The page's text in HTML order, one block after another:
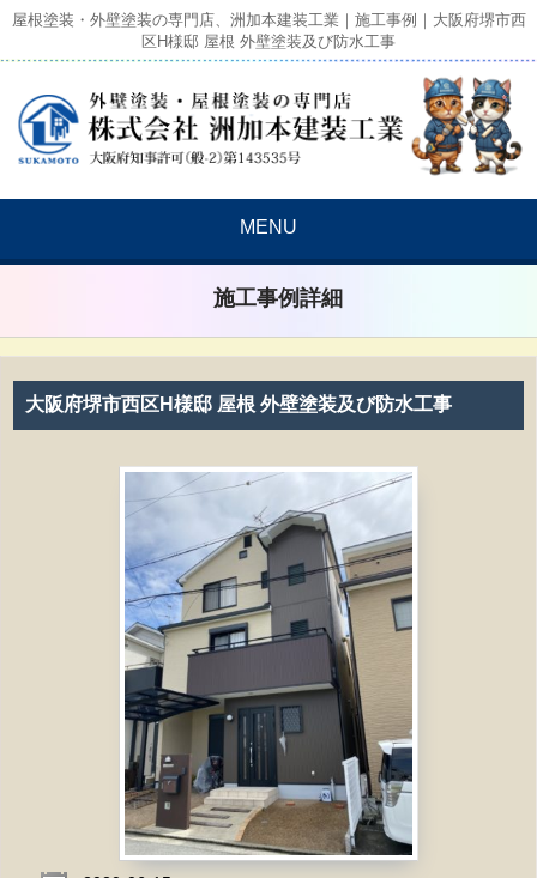
屋根塗装・外壁塗装の専門店、洲加本建装工業｜施工事例｜大阪府堺市西
区H様邸 屋根 外壁塗装及び防水工事
MENU
施工事例詳細
大阪府堺市西区H様邸 屋根 外壁塗装及び防水工事